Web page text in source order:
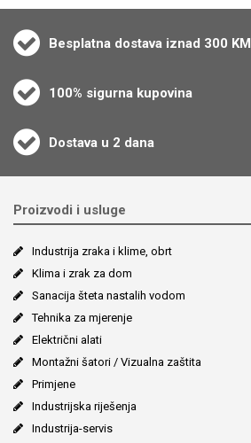
Besplatna dostava iznad 300 KM
100% sigurna kupovina
Dostava u 2 dana
Proizvodi i usluge
Industrija zraka i klime, obrt
Klima i zrak za dom
Sanacija šteta nastalih vodom
Tehnika za mjerenje
Električni alati
Montažni šatori / Vizualna zaštita
Primjene
Industrijska riješenja
Industrija-servis